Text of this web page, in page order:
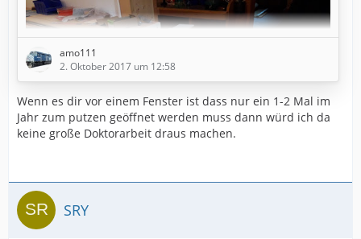
Der Liftout Brücke habe ich einen ordentlichen
Stromanschluss mit Bananenstecker spendiert, somit
kann ich nun auch eine
amo111
2. Oktober 2017 um 12:58
Wenn es dir vor einem Fenster ist dass nur ein 1-2 Mal im
Jahr zum putzen geöffnet werden muss dann würd ich da
keine große Doktorarbeit draus machen.
SRY